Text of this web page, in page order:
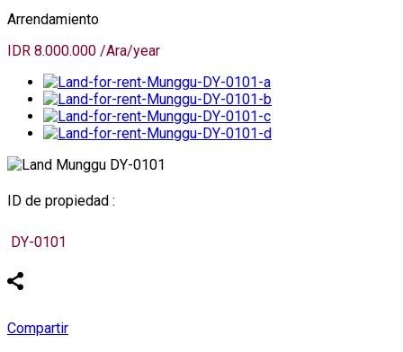
Arrendamiento
IDR 8.000.000 /Ara/year
ID de propiedad :
DY-0101
Compartir